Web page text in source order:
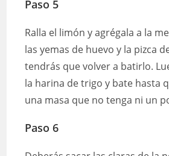
Paso 5
Ralla el limón y agrégala a la
las yemas de huevo y la pizca
tendrás que volver a batirlo.
la harina de trigo y bate hasta
una masa que no tenga ni un
Paso 6